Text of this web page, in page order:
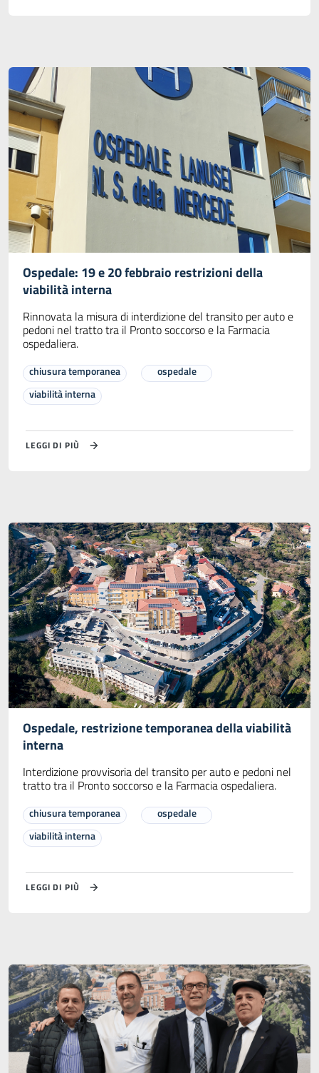
Ospedale: 19 e 20 febbraio restrizioni della
viabilità interna
Rinnovata la misura di interdizione del transito per auto e
pedoni nel tratto tra il Pronto soccorso e la Farmacia
ospedaliera.
chiusura temporanea
ospedale
viabilità interna
LEGGI DI PIÙ
Ospedale, restrizione temporanea della viabilità
interna
Interdizione provvisoria del transito per auto e pedoni nel
tratto tra il Pronto soccorso e la Farmacia ospedaliera.
chiusura temporanea
ospedale
viabilità interna
LEGGI DI PIÙ